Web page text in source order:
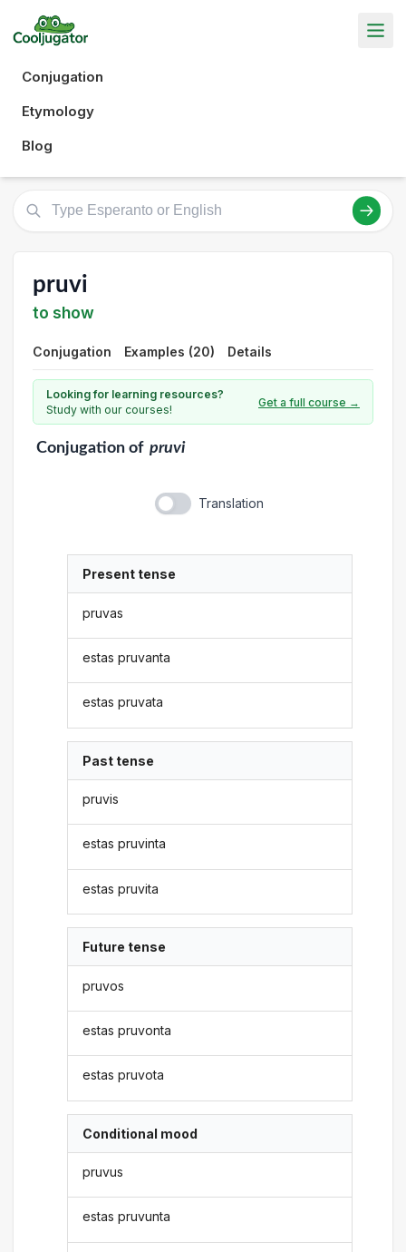
Conjugation
Etymology
Blog
pruvi
to show
Conjugation Examples (20) Details
Looking for learning resources?
Study with our courses!
Get a full course →
Conjugationof pruvi
Translation
Present tense
pruvas
estas pruvanta
estas pruvata
Past tense
pruvis
estas pruvinta
estas pruvita
Future tense
pruvos
estas pruvonta
estas pruvota
Conditional mood
pruvus
estas pruvunta